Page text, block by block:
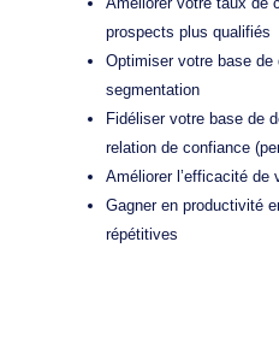
prospects plus qualifiés
Optimiser votre base de
segmentation
Fidéliser votre base de
relation de confiance
Améliorer l’efficacité de
Gagner en productivité
répétitives